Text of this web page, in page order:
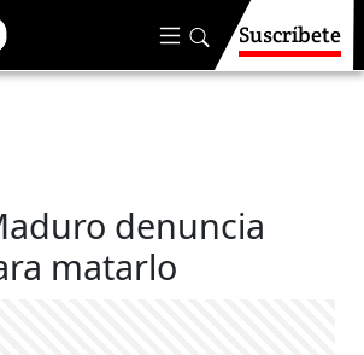
Suscríbete
denuncia
matarlo